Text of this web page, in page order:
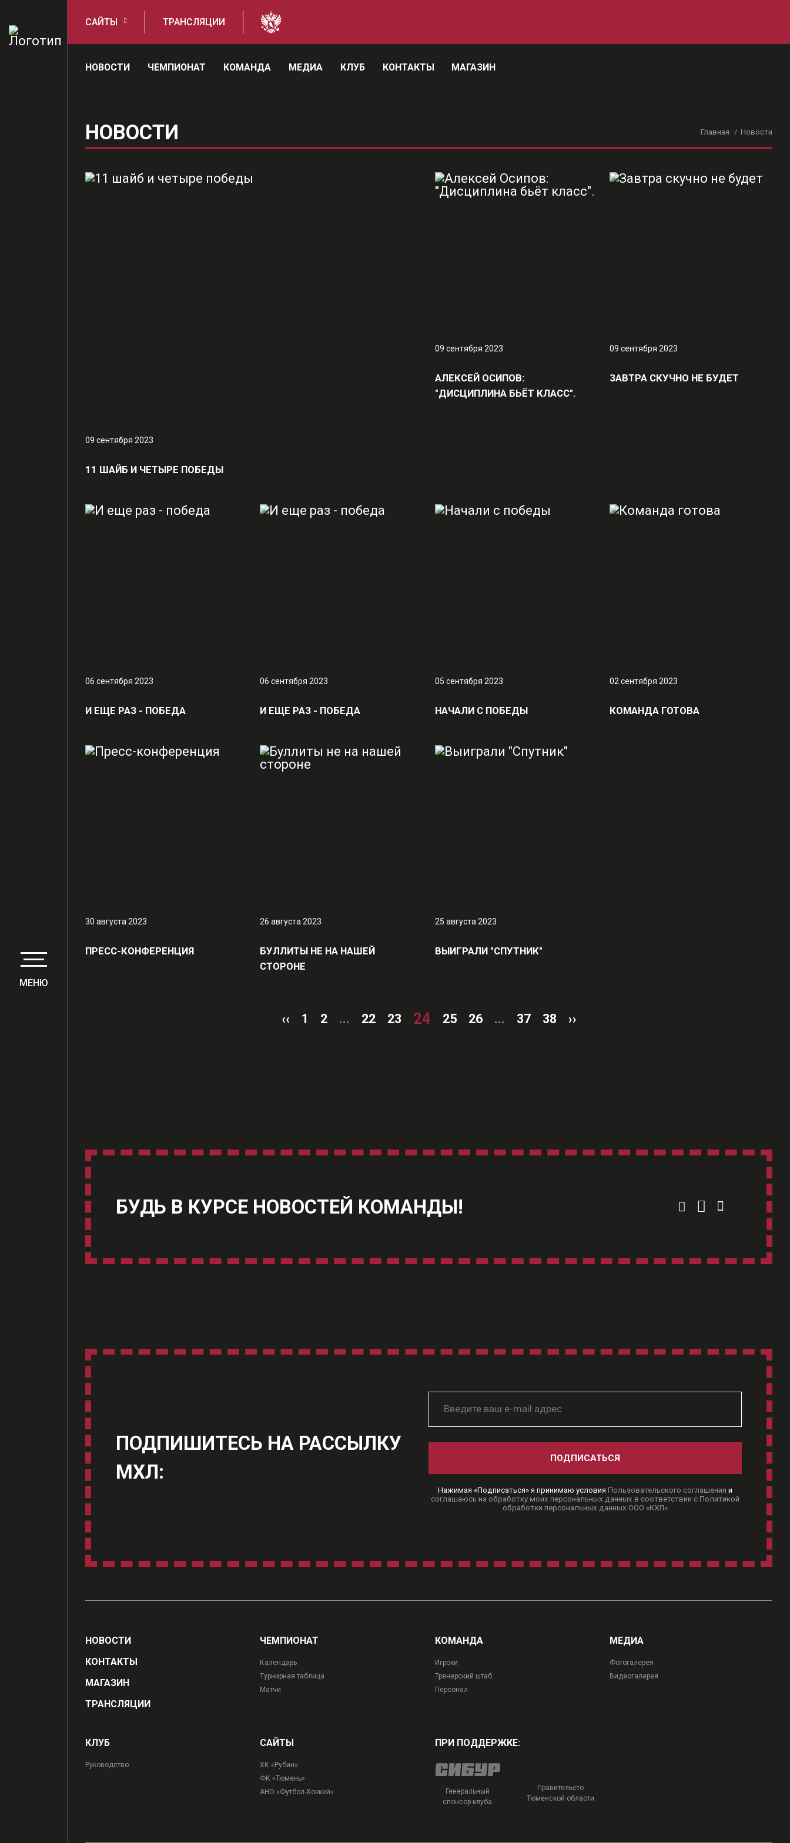
САЙТЫ ТРАНСЛЯЦИИ
НОВОСТИ ЧЕМПИОНАТ КОМАНДА МЕДИА КЛУБ КОНТАКТЫ МАГАЗИН
МЕНЮ
НОВОСТИ Главная Новости
09 сентября 2023
11 ШАЙБ И ЧЕТЫРЕ ПОБЕДЫ
09 сентября 2023
АЛЕКСЕЙ ОСИПОВ:
"ДИСЦИПЛИНА БЬЁТ КЛАСС".
09 сентября 2023
ЗАВТРА СКУЧНО НЕ БУДЕТ
06 сентября 2023
И ЕЩЕ РАЗ - ПОБЕДА
06 сентября 2023
И ЕЩЕ РАЗ - ПОБЕДА
05 сентября 2023
НАЧАЛИ С ПОБЕДЫ
02 сентября 2023
КОМАНДА ГОТОВА
30 августа 2023
ПРЕСС-КОНФЕРЕНЦИЯ
26 августа 2023
БУЛЛИТЫ НЕ НА НАШЕЙ
СТОРОНЕ
25 августа 2023
ВЫИГРАЛИ "СПУТНИК"
‹‹ 1 2 ... 22 23 24 25 26 ... 37 38 ››
БУДЬ В КУРСЕ НОВОСТЕЙ КОМАНДЫ!
ПОДПИШИТЕСЬ НА РАССЫЛКУ
МХЛ:
ПОДПИСАТЬСЯ
Нажимая «Подписаться» я принимаю условия Пользовательского соглашения и
соглашаюсь на обработку моих персональных данных в соответствии с Политикой
обработки персональных данных ООО «КХЛ»
НОВОСТИ
КОНТАКТЫ
МАГАЗИН
ТРАНСЛЯЦИИ
ЧЕМПИОНАТ
Календарь
Турнирная таблица
Матчи
КОМАНДА
Игроки
Тренерский штаб
Персонал
МЕДИА
Фотогалерея
Видеогалерея
КЛУБ
Руководство
САЙТЫ
ХК «Рубин»
ФК «Тюмень»
АНО «Футбол-Хоккей»
ПРИ ПОДДЕРЖКЕ:
Генеральный
спонсор клуба
Правительсто
Тюменской области